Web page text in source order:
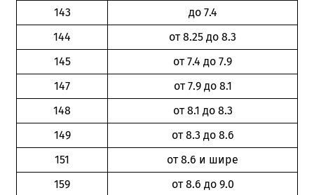
143
до 7.4
144
от 8.25 до 8.3
145
от 7.4 до 7.9
147
от 7.9 до 8.1
148
от 8.1 до 8.3
149
от 8.3 до 8.6
151
от 8.6 и шире
159
от 8.6 до 9.0